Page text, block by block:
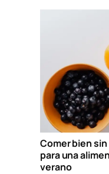
Comer bien
para una
verano